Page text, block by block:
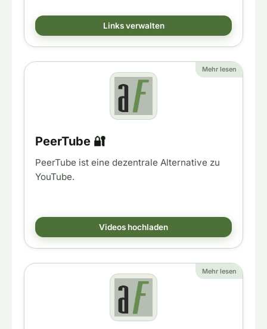
Links verwalten
Mehr lesen
PeerTube 🔐
PeerTube ist eine dezentrale Alternative zu
YouTube.
Videos hochladen
Mehr lesen